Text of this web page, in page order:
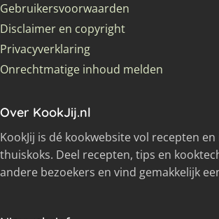
Gebruikersvoorwaarden
Disclaimer en copyright
Privacyverklaring
Onrechtmatige inhoud melden
Over KookJij.nl
KookJij is dé kookwebsite vol recepten
thuiskoks. Deel recepten, tips en
andere bezoekers en vind gemakkelijk